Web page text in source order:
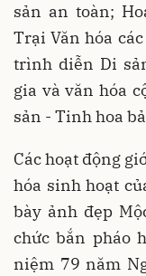
sản an toàn;
Trại Văn hóa
trình diễn Di
gia và văn hóa
sản - Tinh hoa
Các hoạt động
hóa sinh hoạt
bày ảnh đẹp
chức bắn pháo
niệm 79 năm